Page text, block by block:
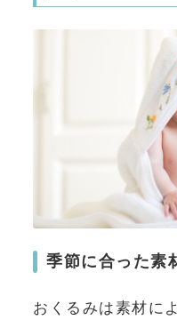
季節に合った素
おくるみは素材に